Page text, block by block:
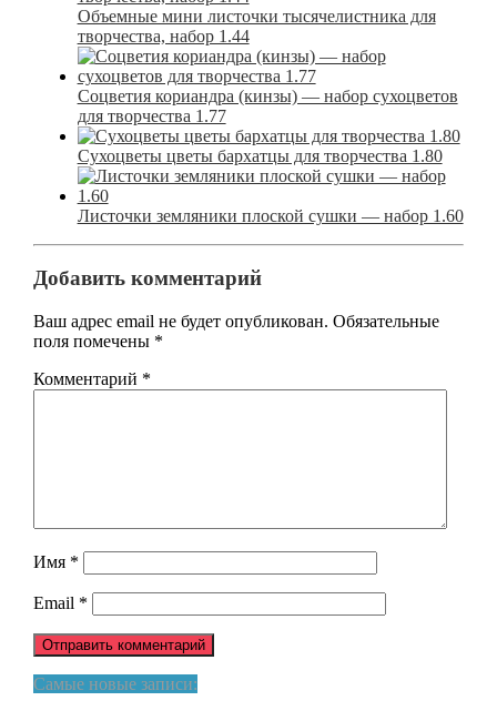
Объемные мини листочки тысячелистника для
творчества, набор 1.44
Соцветия кориандра (кинзы) — набор сухоцветов
для творчества 1.77
Сухоцветы цветы бархатцы для творчества 1.80
Листочки земляники плоской сушки — набор 1.60
Добавить комментарий
Ваш адрес email не будет опубликован. Обязательные
поля помечены *
Комментарий *
Имя *
Email *
Самые новые записи: